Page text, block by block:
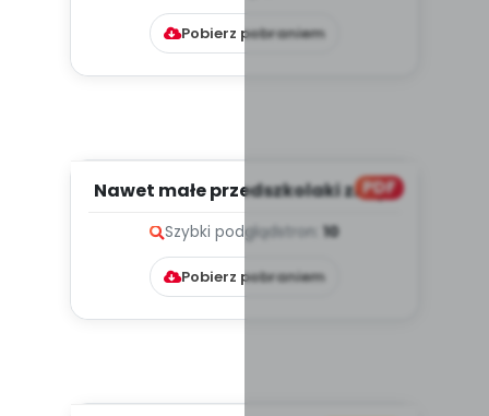
Pobierz pobraniem
PDF
Nawet małe przedszkolaki znają
Szybki podgląd stron: 10
Pobierz pobraniem